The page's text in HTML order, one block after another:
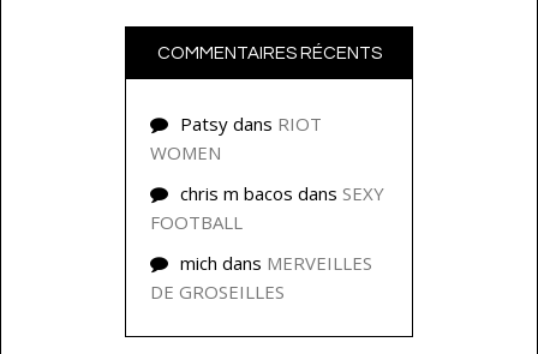
COMMENTAIRES RÉCENTS
Patsy dans RIOT
WOMEN
chris m bacos dans SEXY
FOOTBALL
mich dans MERVEILLES
DE GROSEILLES